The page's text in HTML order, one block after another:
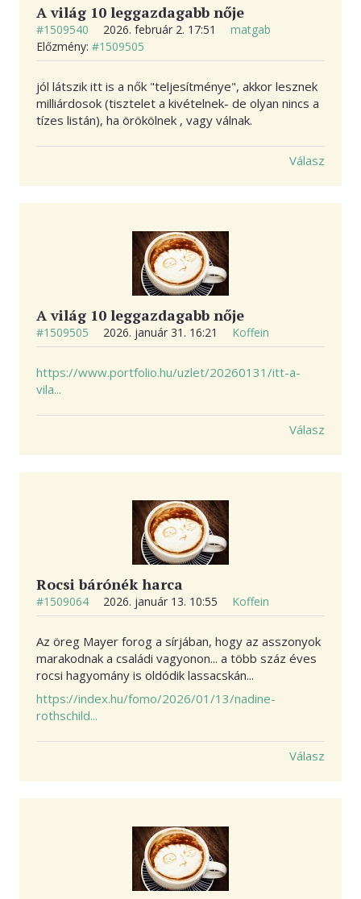
A világ 10 leggazdagabb nője
#1509540 2026. február 2. 17:51
matgab
Előzmény: #1509505
jól látszik itt is a nők "teljesítménye", akkor lesznek
milliárdosok (tisztelet a kivételnek- de olyan nincs a
tízes listán), ha örökölnek , vagy válnak.
Válasz
A világ 10 leggazdagabb nője
#1509505 2026. január 31. 16:21 Koffein
https://www.portfolio.hu/uzlet/20260131/itt-a-
vila...
Válasz
Rocsi bárónék harca
#1509064 2026. január 13. 10:55 Koffein
Az öreg Mayer forog a sírjában, hogy az asszonyok
marakodnak a családi vagyonon... a több száz éves
rocsi hagyomány is oldódik lassacskán...
https://index.hu/fomo/2026/01/13/nadine-
rothschild...
Válasz